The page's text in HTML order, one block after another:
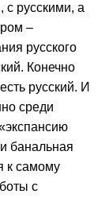
с русскими, а
–
русского
Конечно
русский. И
среди
банальная
к самому
с